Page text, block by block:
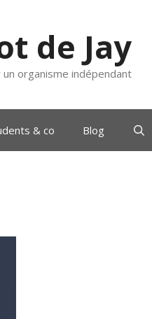
de Jay
organisme indépendant
& co Blog